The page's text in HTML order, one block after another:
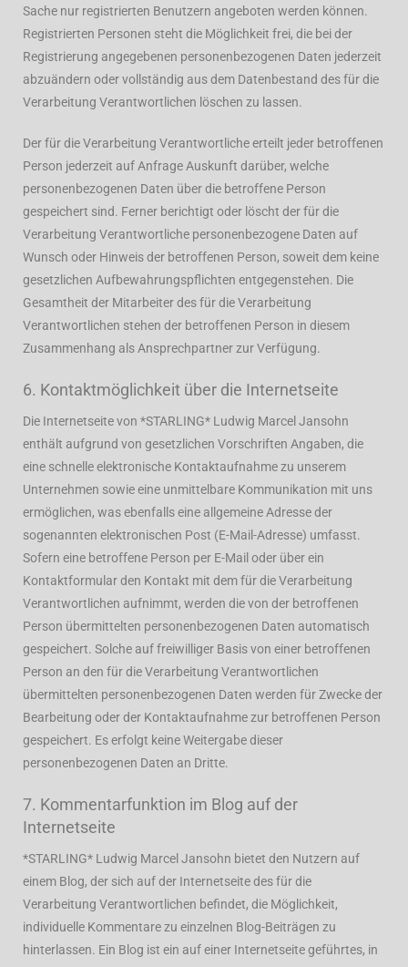
Sache nur registrierten Benutzern angeboten werden können.
Registrierten Personen steht die Möglichkeit frei, die bei der
Registrierung angegebenen personenbezogenen Daten jederzeit
abzuändern oder vollständig aus dem Datenbestand des für die
Verarbeitung Verantwortlichen löschen zu lassen.
Der für die Verarbeitung Verantwortliche erteilt jeder betroffenen
Person jederzeit auf Anfrage Auskunft darüber, welche
personenbezogenen Daten über die betroffene Person
gespeichert sind. Ferner berichtigt oder löscht der für die
Verarbeitung Verantwortliche personenbezogene Daten auf
Wunsch oder Hinweis der betroffenen Person, soweit dem keine
gesetzlichen Aufbewahrungspflichten entgegenstehen. Die
Gesamtheit der Mitarbeiter des für die Verarbeitung
Verantwortlichen stehen der betroffenen Person in diesem
Zusammenhang als Ansprechpartner zur Verfügung.
6. Kontaktmöglichkeit über die Internetseite
Die Internetseite von *STARLING* Ludwig Marcel Jansohn
enthält aufgrund von gesetzlichen Vorschriften Angaben, die
eine schnelle elektronische Kontaktaufnahme zu unserem
Unternehmen sowie eine unmittelbare Kommunikation mit uns
ermöglichen, was ebenfalls eine allgemeine Adresse der
sogenannten elektronischen Post (E-Mail-Adresse) umfasst.
Sofern eine betroffene Person per E-Mail oder über ein
Kontaktformular den Kontakt mit dem für die Verarbeitung
Verantwortlichen aufnimmt, werden die von der betroffenen
Person übermittelten personenbezogenen Daten automatisch
gespeichert. Solche auf freiwilliger Basis von einer betroffenen
Person an den für die Verarbeitung Verantwortlichen
übermittelten personenbezogenen Daten werden für Zwecke der
Bearbeitung oder der Kontaktaufnahme zur betroffenen Person
gespeichert. Es erfolgt keine Weitergabe dieser
personenbezogenen Daten an Dritte.
7. Kommentarfunktion im Blog auf der
Internetseite
*STARLING* Ludwig Marcel Jansohn bietet den Nutzern auf
einem Blog, der sich auf der Internetseite des für die
Verarbeitung Verantwortlichen befindet, die Möglichkeit,
individuelle Kommentare zu einzelnen Blog-Beiträgen zu
hinterlassen. Ein Blog ist ein auf einer Internetseite geführtes, in